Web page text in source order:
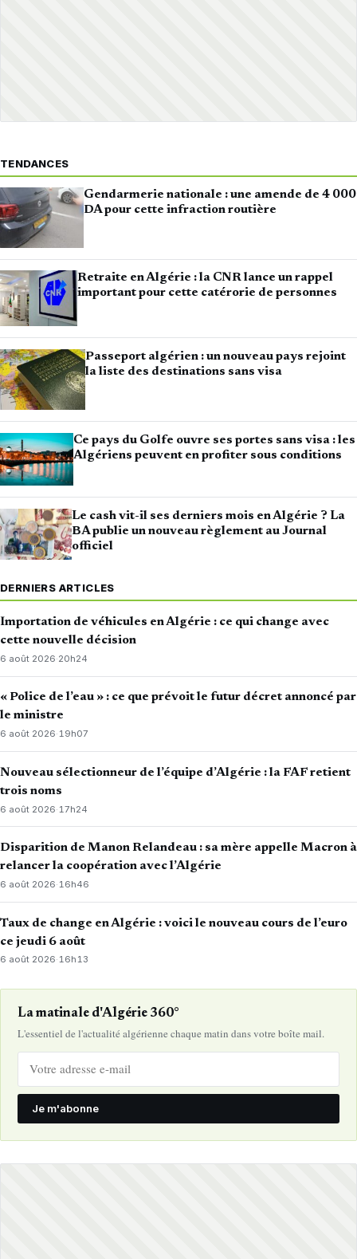
TENDANCES
Gendarmerie nationale : une amende de 4 000
DA pour cette infraction routière
Retraite en Algérie : la CNR lance un rappel
important pour cette catérorie de personnes
Passeport algérien : un nouveau pays rejoint
la liste des destinations sans visa
Ce pays du Golfe ouvre ses portes sans visa : les
Algériens peuvent en profiter sous conditions
Le cash vit-il ses derniers mois en Algérie ? La
BA publie un nouveau règlement au Journal
officiel
DERNIERS ARTICLES
Importation de véhicules en Algérie : ce qui change avec
cette nouvelle décision
6 août 2026·20h24
« Police de l’eau » : ce que prévoit le futur décret annoncé par
le ministre
6 août 2026·19h07
Nouveau sélectionneur de l’équipe d’Algérie : la FAF retient
trois noms
6 août 2026· 17h24
Disparition de Manon Relandeau : sa mère appelle Macron à
relancer la coopération avec l’Algérie
6 août 2026·16h46
Taux de change en Algérie : voici le nouveau cours de l’euro
ce jeudi 6 août
6 août 2026·16h13
La matinale d'Algérie 360°
L'essentiel de l'actualité algérienne chaque matin dans votre boîte mail.
Je m'abonne